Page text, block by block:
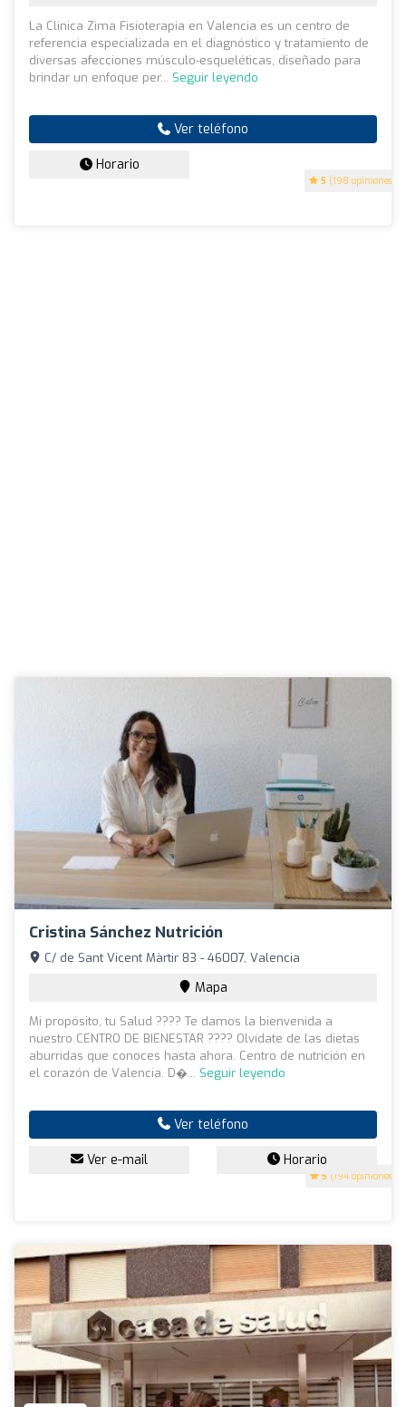
5 (198 opiniones)
La Clínica Zima Fisioterapia en Valencia es un centro de
referencia especializada en el diagnóstico y tratamiento de
diversas afecciones músculo-esqueléticas, diseñado para
brindar un enfoque per... Seguir leyendo
Ver teléfono
Horario
Cristina Sánchez Nutrición
5 (194 opiniones)
C/ de Sant Vicent Màrtir 83 - 46007, Valencia
Mapa
Mi propósito, tu Salud ???? Te damos la bienvenida a
nuestro CENTRO DE BIENESTAR ???? Olvídate de las dietas
aburridas que conoces hasta ahora. Centro de nutrición en
el corazón de Valencia. D�... Seguir leyendo
Ver teléfono
Ver e-mail Horario